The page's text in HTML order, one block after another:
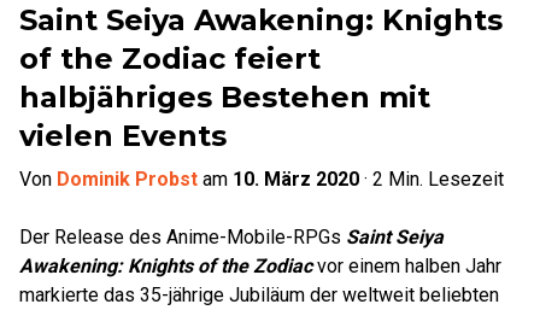
Saint Seiya Awakening: Knights
of the Zodiac feiert
halbjähriges Bestehen mit
vielen Events
Von Dominik Probst am 10. März 2020 · 2 Min. Lesezeit
Der Release des Anime-Mobile-RPGs Saint Seiya
Awakening: Knights of the Zodiacvor einem halben Jahr
markierte das 35-jährige Jubiläum der weltweit beliebten